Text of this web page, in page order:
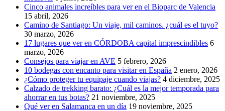
Cinco animales increíbles para ver en el Bioparc de Valencia
15 abril, 2026
Camino de Santiago: Un viaje, mil caminos. ¿cuál es el tuyo?
30 marzo, 2026
17 lugares que ver en CÓRDOBA capital imprescindibles 6
marzo, 2026
Consejos para viajar en AVE 5 febrero, 2026
10 bodegas con encanto para visitar en España 2 enero, 2026
¿Cómo proteger tu equipaje cuando viajas? 4 diciembre, 2025
Calzado de trekking barato: ¿Cuál es la mejor temporada para
ahorrar en tus botas? 21 noviembre, 2025
Qué ver en Salamanca en un día 19 noviembre, 2025